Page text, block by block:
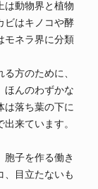
は動物界と植物
ビはキノコや酵
モネラ界に分類
方のために、
ほんのわずかな
は落ち葉の下に
来ています。
子を作る働き
、目立たないも